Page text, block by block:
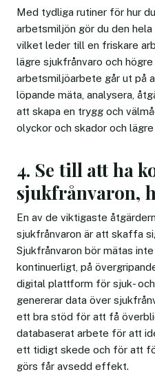
Med tydliga rutiner för hur
arbetsmiljön gör du den
vilket leder till en friskare
lägre sjukfrånvaro och
arbetsmiljöarbete går ut på
löpande mäta, analysera,
att skapa en trygg och
olyckor och skador och
4. Se till att ha
sjukfrånvaron,
En av de viktigaste
sjukfrånvaron är att skaffa
Sjukfrånvaron bör mätas
kontinuerligt, på
digital plattform för sjuk-
genererar data över
ett bra stöd för att få
databaserat arbete för att
ett tidigt skede och för att
görs får avsedd effekt.